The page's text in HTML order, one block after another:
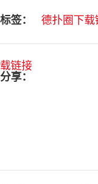
标签： 德扑圈下载
载链接
分享：